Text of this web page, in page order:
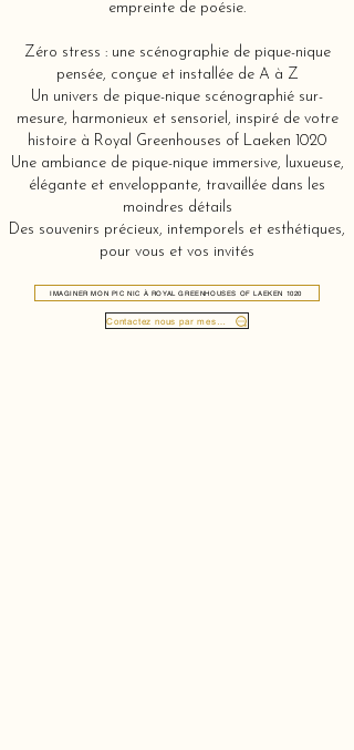
empreinte de poésie.
Zéro stress : une scénographie de pique-nique
pensée, conçue et installée de A à Z
Un univers de pique-nique scénographié sur-
mesure, harmonieux et sensoriel, inspiré de votre
histoire à Royal Greenhouses of Laeken 1020
Une ambiance de pique-nique immersive, luxueuse,
élégante et enveloppante, travaillée dans les
moindres détails
Des souvenirs précieux, intemporels et esthétiques,
pour vous et vos invités
IMAGINER MON PIC NIC À ROYAL GREENHOUSES OF LAEKEN 1020